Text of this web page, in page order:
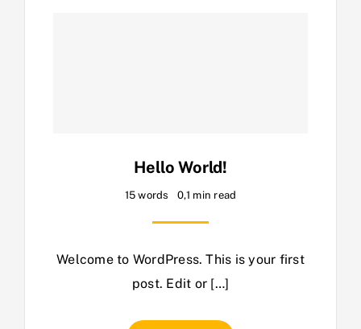
Hello World!
15 words 0,1 min read
Welcome to WordPress. This is your first
post. Edit or […]